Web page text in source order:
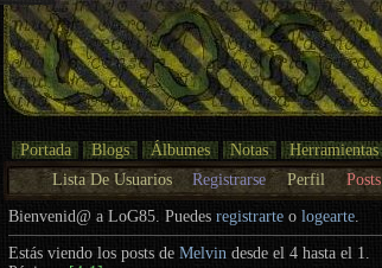
Portada Blogs Álbumes Notas Herramientas
Lista De Usuarios
Registrarse Perfil Posts
Bienvenid@ a LoG85. Puedesregistrarte ologearte.
Estás viendo los posts deMelvin desde el 4 hasta el 1.